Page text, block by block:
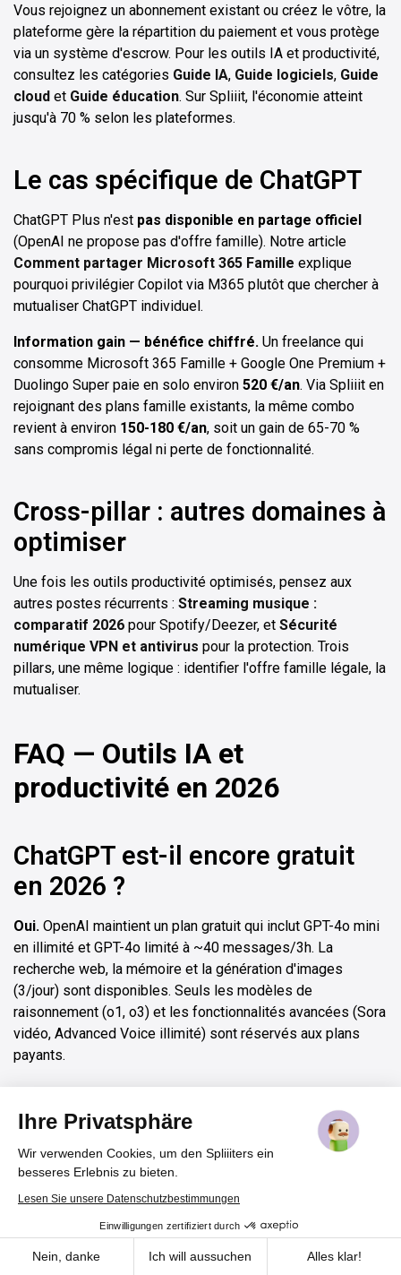
Ihre Privatsphäre
Wir verwenden Cookies, um den Spliiiters ein
besseres Erlebnis zu bieten.
Lesen Sie unsere Datenschutzbestimmungen
Einwilligungen zertifiziert durch
Nein, danke Ich will aussuchen Alles klar!
Cookies
Vous rejoignez un abonnement existant ou créez le vôtre, la
plateforme gère la répartition du paiement et vous protège
via un système d'escrow. Pour les outils IA et productivité,
consultez les catégories Guide IA, Guide logiciels, Guide
cloud et Guide éducation. Sur Spliiit, l'économie atteint
jusqu'à 70 % selon les plateformes.
Le cas spécifique de ChatGPT
ChatGPT Plus n'est pas disponible en partage officiel
(OpenAI ne propose pas d'offre famille). Notre article
Comment partager Microsoft 365 Famille explique
pourquoi privilégier Copilot via M365 plutôt que chercher à
mutualiser ChatGPT individuel.
Information gain — bénéfice chiffré. Un freelance qui
consomme Microsoft 365 Famille + Google One Premium +
Duolingo Super paie en solo environ 520 €/an. Via Spliiit en
rejoignant des plans famille existants, la même combo
revient à environ 150-180 €/an, soit un gain de 65-70 %
sans compromis légal ni perte de fonctionnalité.
Cross-pillar : autres domaines à
optimiser
Une fois les outils productivité optimisés, pensez aux
autres postes récurrents : Streaming musique :
comparatif 2026 pour Spotify/Deezer, et Sécurité
numérique VPN et antivirus pour la protection. Trois
pillars, une même logique : identifier l'offre famille légale, la
mutualiser.
FAQ — Outils IA et
productivité en 2026
ChatGPT est-il encore gratuit
en 2026 ?
Oui. OpenAI maintient un plan gratuit qui inclut GPT-4o mini
en illimité et GPT-4o limité à ~40 messages/3h. La
recherche web, la mémoire et la génération d'images
(3/jour) sont disponibles. Seuls les modèles de
raisonnement (o1, o3) et les fonctionnalités avancées (Sora
vidéo, Advanced Voice illimité) sont réservés aux plans
payants.
Peut-on partager ChatGPT Plus
ou Pro sur Spliiit ?
chaque compte Plus ou Pro est individuel et nominatif
selon leurs CGU. Spliiit ne propose donc pas ChatGPT à la
mutualisation. L'alternative maligne : passer parMicrosoft
Vos abonnements jusqu'à -70%